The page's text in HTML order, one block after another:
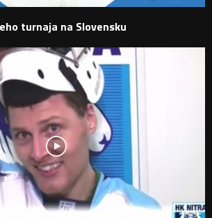
turnaja na Slovensku